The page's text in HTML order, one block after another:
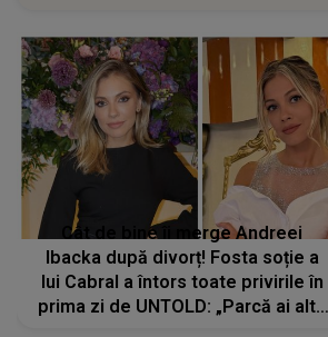
Cât de bine îi merge Andreei
Ibacka după divorț! Fosta soție a
lui Cabral a întors toate privirile în
prima zi de UNTOLD: „Parcă ai altă